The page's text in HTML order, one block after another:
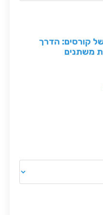
20 שנה של קורסים: הדרך
משתנים